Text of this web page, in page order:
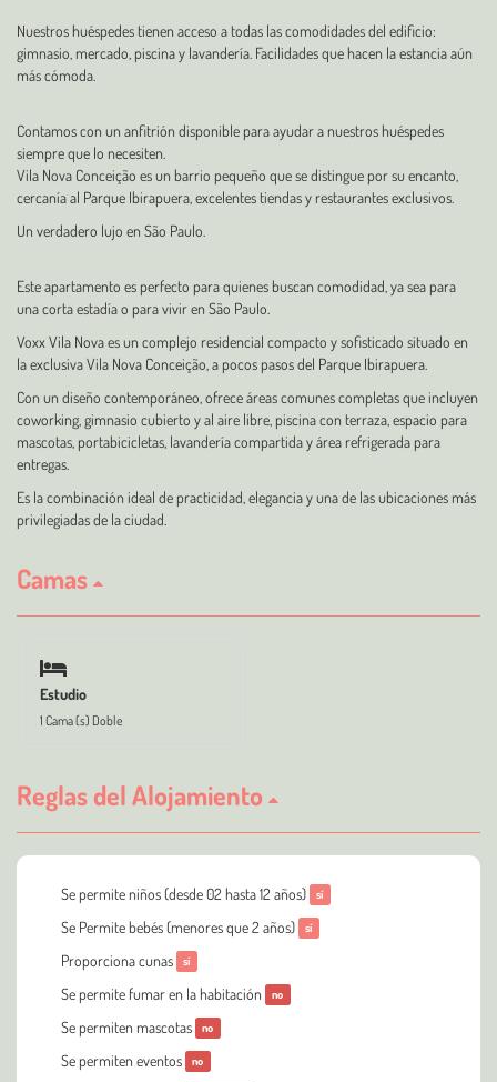
Nuestros huéspedes tienen acceso a todas las comodidades del edificio:
gimnasio, mercado, piscina y lavandería. Facilidades que hacen la estancia aún
más cómoda.
Contamos con un anfitrión disponible para ayudar a nuestros huéspedes
siempre que lo necesiten.
Vila Nova Conceição es un barrio pequeño que se distingue por su encanto,
cercanía al Parque Ibirapuera, excelentes tiendas y restaurantes exclusivos.
Un verdadero lujo en São Paulo.
Este apartamento es perfecto para quienes buscan comodidad, ya sea para
una corta estadía o para vivir en São Paulo.
Voxx Vila Nova es un complejo residencial compacto y sofisticado situado en
la exclusiva Vila Nova Conceição, a pocos pasos del Parque Ibirapuera.
Con un diseño contemporáneo, ofrece áreas comunes completas que incluyen
coworking, gimnasio cubierto y al aire libre, piscina con terraza, espacio para
mascotas, portabicicletas, lavandería compartida y área refrigerada para
entregas.
Es la combinación ideal de practicidad, elegancia y una de las ubicaciones más
privilegiadas de la ciudad.
Camas
Estudio
1 Cama (s) Doble
Reglas del Alojamiento
Se permite niños (desde 02 hasta 12 años) sí
Se Permite bebés (menores que 2 años) sí
Proporciona cunas sí
Se permite fumar en la habitación no
Se permiten mascotas no
Se permiten eventos no